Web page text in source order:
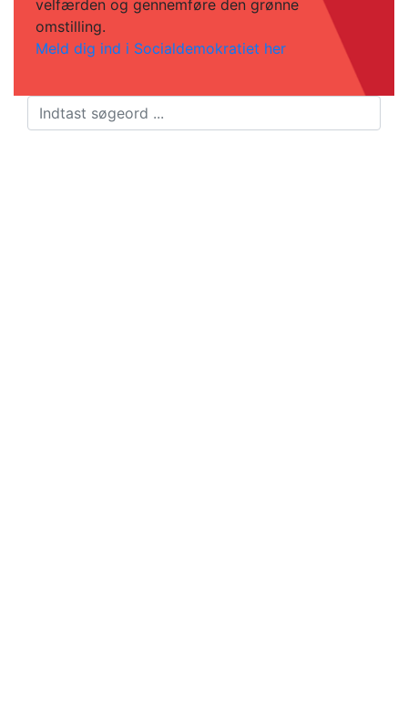
velfærden og gennemføre den grønne
omstilling.
Meld dig ind i Socialdemokratiet her